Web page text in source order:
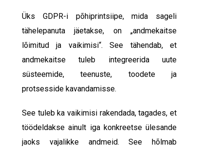
Üks GDPR-i põhiprintsiipe, mida sageli
tähelepanuta jäetakse, on „andmekaitse
lõimitud ja vaikimisi“. See tähendab, et
andmekaitse tuleb integreerida uute
süsteemide, teenuste, toodete ja
protsesside kavandamisse.
See tuleb ka vaikimisi rakendada, tagades, et
töödeldakse ainult iga konkreetse ülesande
jaoks vajalikke andmeid. See hõlmab